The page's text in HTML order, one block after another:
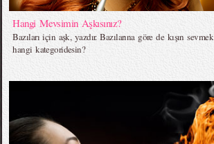
Hangi Mevsimin Aşkısınız?
Bazıları için aşk, yazdır. Bazılarına göre de kışın
hangi kategoridesin?